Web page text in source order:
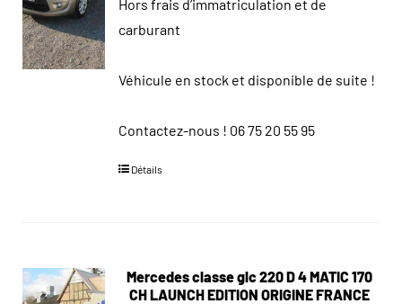
Hors frais d’immatriculation et de
carburant
Véhicule en stock et disponible de suite !
Contactez-nous ! 06 75 20 55 95
Détails
Mercedes classe glc 220 D 4 MATIC 170
CH LAUNCH EDITION ORIGINE FRANCE